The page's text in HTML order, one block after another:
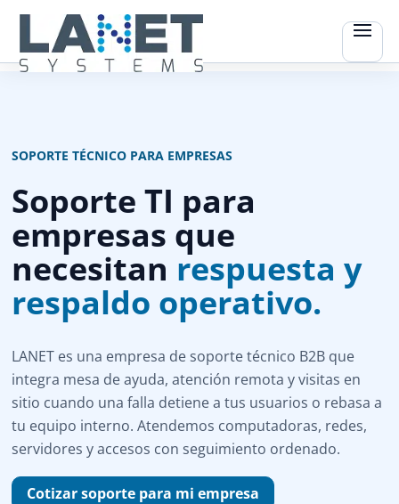
SOPORTE TÉCNICO PARA EMPRESAS
Soporte TI para
empresas que
necesitan respuesta y
respaldo operativo.
LANET es una empresa de soporte técnico B2B que
integra mesa de ayuda, atención remota y visitas en
sitio cuando una falla detiene a tus usuarios o rebasa a
tu equipo interno. Atendemos computadoras, redes,
servidores y accesos con seguimiento ordenado.
Cotizar soporte para mi empresa